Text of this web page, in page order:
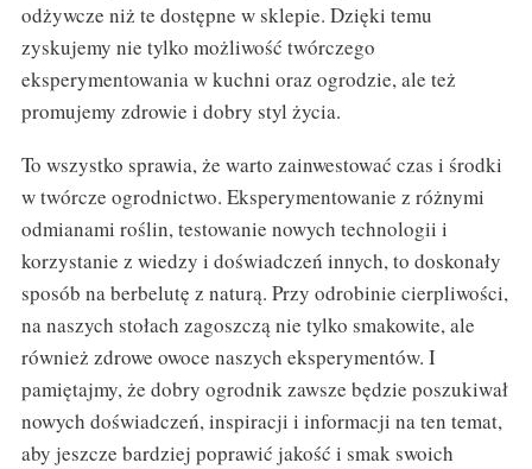
odżywcze niż te dostępne w sklepie. Dzięki temu
zyskujemy nie tylko możliwość twórczego
eksperymentowania w kuchni oraz ogrodzie, ale też
promujemy zdrowie i dobry styl życia.
To wszystko sprawia, że warto zainwestować czas i środki
w twórcze ogrodnictwo. Eksperymentowanie z różnymi
odmianami roślin, testowanie nowych technologii i
korzystanie z wiedzy i doświadczeń innych, to doskonały
sposób na berbelutę z naturą. Przy odrobinie cierpliwości,
na naszych stołach zagoszczą nie tylko smakowite, ale
również zdrowe owoce naszych eksperymentów. I
pamiętajmy, że dobry ogrodnik zawsze będzie poszukiwał
nowych doświadczeń, inspiracji i informacji na ten temat,
aby jeszcze bardziej poprawić jakość i smak swoich